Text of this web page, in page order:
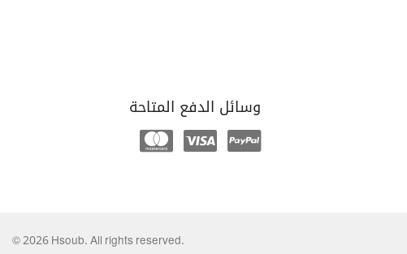
وسائل الدفع المتاحة
Paypal
Visa
© 2026 Hsoub. All rights reserved.